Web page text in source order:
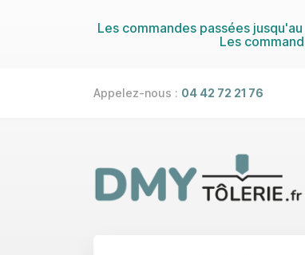
Les commandes passées
Les
Appelez-nous : 04 42 72 21 76